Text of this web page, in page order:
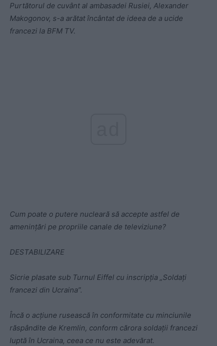
Purtătorul de cuvânt al ambasadei Rusiei, Alexander
Makogonov, s-a arătat încântat de ideea de a ucide
francezi la BFM TV.
Cum poate o putere nucleară să accepte astfel de
amenințări pe propriile canale de televiziune?
DESTABILIZARE
Sicrie plasate sub Turnul Eiffel cu inscripția „Soldați
francezi din Ucraina”.
Încă o acțiune rusească în conformitate cu minciunile
răspândite de Kremlin, conform cărora soldații francezi
luptă în Ucraina, ceea ce nu este adevărat.